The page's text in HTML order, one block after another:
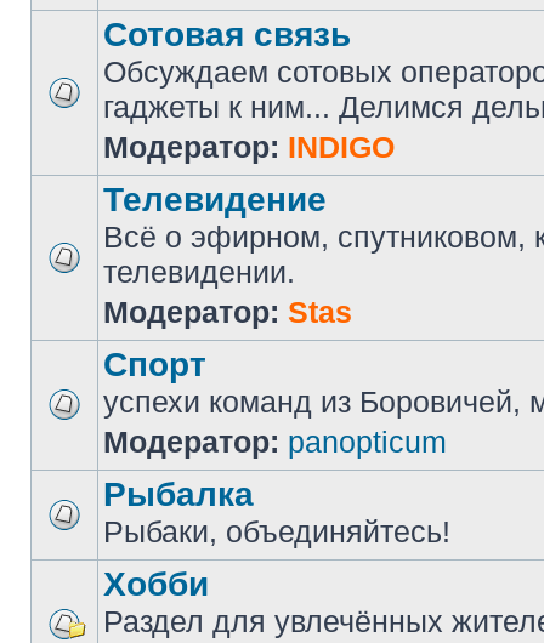
Сотовая связь
Обсуждаем сотовых
гаджеты к ним... Делимся
Модератор: INDIGO
Телевидение
Всё о эфирном, спутниковом,
телевидении.
Модератор: Stas
Спорт
успехи команд из Боровичей,
Модератор: panopticum
Рыбалка
Рыбаки, объединяйтесь!
Хобби
Раздел для увлечённых